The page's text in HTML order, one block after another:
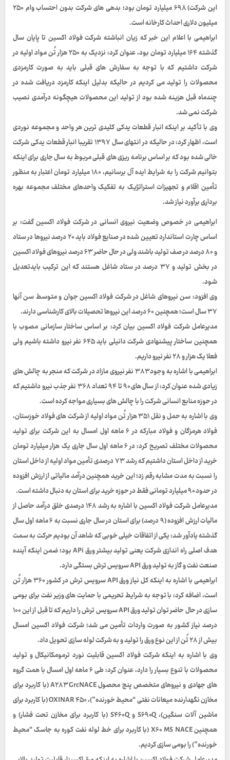
این شرکت) ۶۹۸ میلیارد تومان بود؛ بدهی های شرکت بدون احتساب وام ۲۵۰
میلیون دلاری احداث کارخانه است.
ابراهیمی با اعلام این خبر که زیان انباشته شرکت فولاد اکسین تا پایان سال
گذشته ۱۶۴ میلیارد تومان بود، عنوان کرد: نزدیک به ۲۵۰ هزار تُن مواد اولیه در
شرکت داشتیم که با توجه به سفارش های قبلی باید به صورت کارمزدی
محصولات را تولید می کردیم در حالیکه بدلیل اینکه کارمزد دریافت شده در
چندماه قبل هزینه شده بود از تولید این محصولات هیچگونه درآمدی نصیب
شرکت نمی شد.
وی با تأکید بر اینکه انبار قطعات یدکی کلیدی ترین هر واحد و مجموعه نوردی
است، اظهار کرد: در حالیکه در انتهای سال ۱۳۹۷ تقریبا انبار قطعات یدکی شرکت
خالی شده بود که بر اساس برنامه ریزی های قبلی مربوط به سال جاری برای اینکه
بتوانیم شرکت را به شرایط ایده آل برسانیم، ۱۸۰ میلیارد تومان اعتبار به منظور
تأمین اقلام و تجهیزات استراتژیک به تفکیک واحدهای مختلف مجموعه بهره
برداری برآورد نیاز شد.
ابراهیمی در خصوص وضعیت نیروی انسانی در شرکت فولاد اکسین گفت: بر
اساس چارت استاندارد تعیین شده در صنایع فولاد باید ۲۰ درصد نیروها در ستاد
و ۸۰ درصد در صف تولید باشند ولی در حال حاضر ۶۳ درصد نیروهای فولاد اکسین
در بخش تولید و ۳۷ درصد در ستاد شاغل هستند که این ترکیب بایدتعدیل
شود.
وی افزود: سن نیروهای شاغل در شرکت فولاد اکسین جوان و متوسط سن آنها
۳۷ سال است؛ همچنین ۶۰ درصد این نیروها تحصیلات بالای کارشناسی دارند.
مدیرعامل شرکت فولاد اکسین بیان کرد: بر اساس ساختار سازمانی مصوب با
همچنین ساختار پیشنهادی شرکت دانیلی باید ۶۴۵ نفر نیرو داشته باشیم ولی
فعلا یک هزار و ۲۸ نفر نیرو داریم.
ابراهیمی با اشاره به وجود ۳۸۳ نفر نیروی مازاد در شرکت که منجر به چالش های
زیادی شده عنوان کرد: از سال های ۹۰ تا ۹۴ تعداد ۳۶۸ نفر جذب نیرو داشتیم که
در حوزه منابع انسانی شرکت را با چالش های بسیاری مواجه کرده است.
وی با اشاره به حمل و نقل ۳۵۱ هزار تُن مواد اولیه از شرکت های فولاد خوزستان،
فولاد هرمزگان و فولاد مبارکه در ۶ ماهه اول امسال به این شرکت برای تولید
محصولات مختلف تصریح کرد: در ۶ ماهه اول سال جاری یک هزار میلیارد تومان
خرید از داخل استان داشتیم که رشد ۷۳ درصدی تأمین مواد اولیه از داخل استان
را نسبت به مدت مشابه رقم زد؛ این خرید همچنین درآمد مالیاتی از ارزش افزوده
در حدود ۹۰ میلیارد تومانی فقط در حوزه خرید برای استان به دنبال داشته است.
مدیرعامل شرکت فولاد اکسین با اشاره به رشد ۱۴۸ درصدی خلق درآمد حاصل از
مالیات ارزش افزوده (۹ درصد) برای استان در سال جاری نسبت به ۶ ماهه اول سال
گذشته یادآور شد: یکی از اتفاقات خیلی خوبی که شاهد آن بودیم حرکت به سمت
هدف اصلی راه اندازی شرکت یعنی تولید بیشتر ورق APi بود؛ ضمن اینکه آینده
صنعت نفت و گاز به تولید ورق API سرویس ترش بستگی دارد.
ابراهیمی با اشاره به اینکه کل نیاز ورق API سرویس ترش در کشور ۳۶۰ هزار تُن
است، اضافه کرد: با توجه به شرایط تحریمی با حمایت های وزیر نفت برای بومی
سازی در حال حاضر توان تولید ورق API سرویس ترش را داریم که تا قبل از این ۱۰۰
درصد نیاز کشور به صورت واردات تأمین می شد؛شرکت فولاد اکسین امسال
بیش از ۲۸ تُن از این نوع ورق را تولید و به شرکت لوله سازی تحویل داد.
وی با اشاره به اینکه شرکت فولاد اکسین قابلیت نورد ترمومکانیکال و تولید
محصولات با تنوع بسیار را دارد، عنوان کرد: طی ۶ ماهه اول امسال با همت گروه
های جهادی و نیروهای متخصص پنج محصول A۲۸۳ GrcNACE (با کاربرد برای
مخازن نگهدارنده میعانات نفتی “محیط خورنده”)، OXINAR ۴۵۰ (با کاربرد برای
ماشین آلات سنگین)، S۶۹۰Q و S۴۶۰Q (با کاربرد برای مخازن تحت فشار) و
همچنین X۶۰ MS NACE (با کاربرد برای خط لوله نفت کوره به جاسک “محیط
خورنده”) را بومی سازی کردیم.